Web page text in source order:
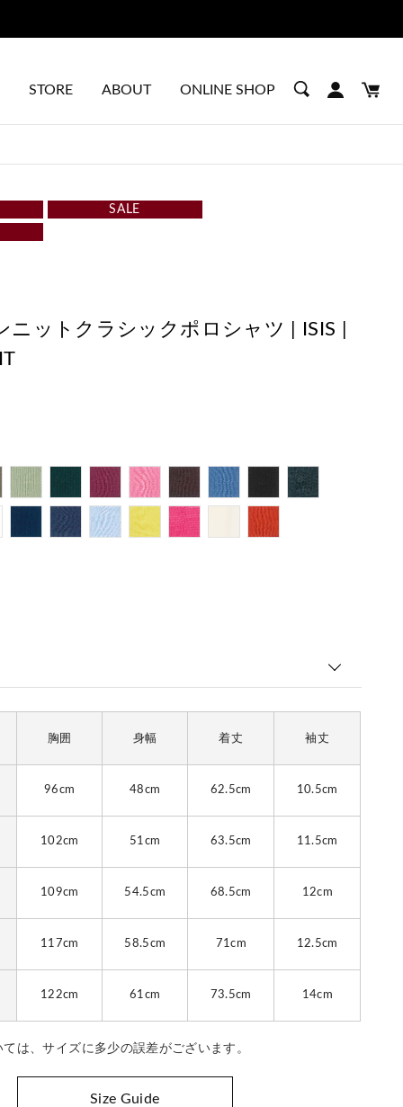
STORE ABOUT ONLINE SHOP
SALE
ニットクラシックポロシャツ | ISIS |
胸囲 身幅 着丈 袖丈
96cm 48cm 62.5cm 10.5cm
102cm 51cm 63.5cm 11.5cm
109cm 54.5cm 68.5cm 12cm
117cm 58.5cm 71cm 12.5cm
122cm 61cm 73.5cm 14cm
は、サイズに多少の誤差がございます。
Size Guide